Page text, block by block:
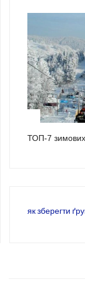
ТОП-7 зимових
як зберегти